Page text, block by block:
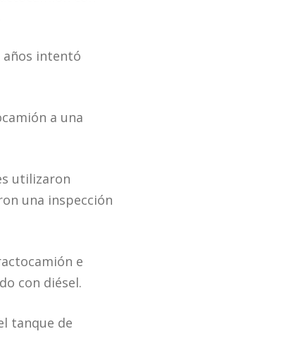
años intentó
a una
utilizaron
una inspección
e
con diésel.
tanque de